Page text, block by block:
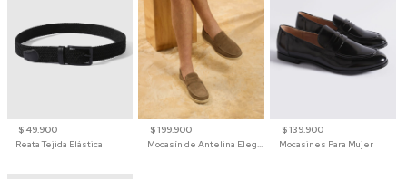
$ 49.900
Reata Tejida Elástica
$ 199.900
Mocasín de Antelina Elegante con Suela de Contraste Para Hombre
$ 139.900
Mocasines Para Mujer